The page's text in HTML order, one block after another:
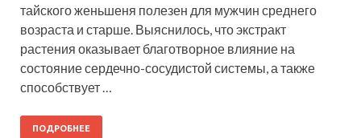
тайского женьшеня полезен для мужчин среднего
возраста и старше. Выяснилось, что экстракт
растения оказывает благотворное влияние на
состояние сердечно-сосудистой системы, а также
способствует …
ПОДРОБНЕЕ